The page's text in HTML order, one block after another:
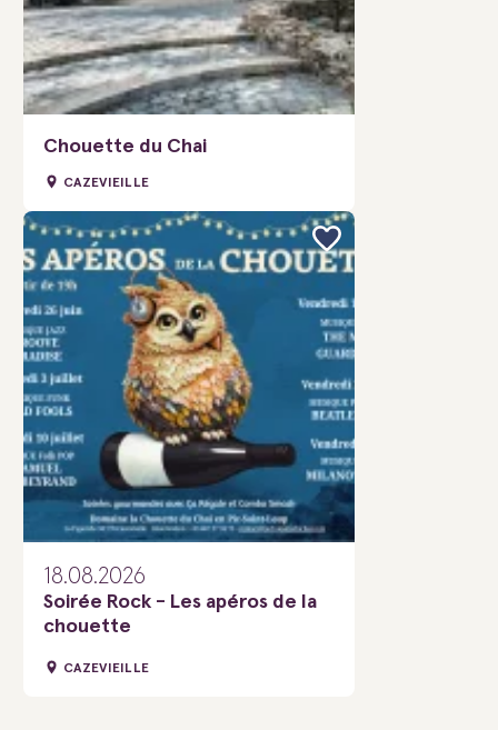
Chouette du Chai
CAZEVIEILLE
18.08.2026
Soirée Rock - Les apéros de la
chouette
CAZEVIEILLE